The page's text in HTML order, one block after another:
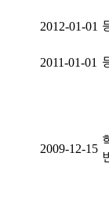
2012-01-01
2011-01-01
2009-12-15